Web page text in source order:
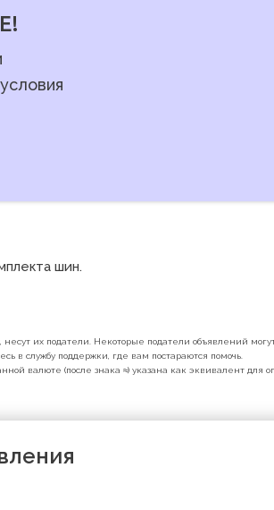
шин.
их податели. Некоторые податели объявлений
в службу поддержки, где вам постараются помочь.
валюте (после знака ≈) указана как эквивалент